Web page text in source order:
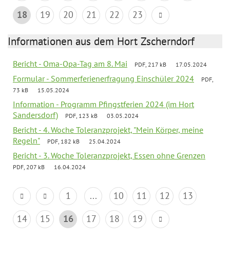
18
19 20 21 22 23
Informationen aus dem Hort Zscherndorf
Bericht - Oma-Opa-Tag am 8. Mai PDF, 217 kB 17.05.2024
Formular - Sommerferienerfragung Einschüler 2024
PDF,
73 kB
15.05.2024
Information - Programm Pfingstferien 2024 (im Hort
Sandersdorf)
PDF, 123 kB 03.05.2024
Bericht - 4. Woche Toleranzprojekt, "Mein Körper, meine
Regeln"
PDF, 182 kB 25.04.2024
Bericht - 3. Woche Toleranzprojekt, Essen ohne Grenzen
PDF, 207 kB 16.04.2024
1 ... 10 11 12
13
14
15 16 17 18 19